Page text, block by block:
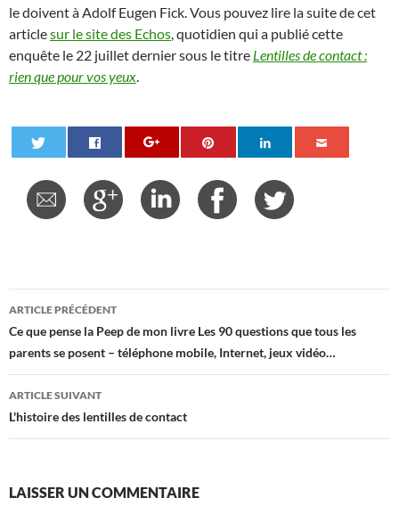
le doivent à Adolf Eugen Fick. Vous pouvez lire la suite de cet
articlesur le site des Echos, quotidien qui a publié cette
enquête le 22 juillet dernier sous le titre Lentilles de contact :
rien que pour vos yeux.
Navigation
des
articles
ARTICLE PRÉCÉDENT
Ce que pense la Peep de mon livre Les 90 questions que tous les
parents se posent – téléphone mobile, Internet, jeux vidéo…
ARTICLE SUIVANT
L'histoire des lentilles de contact
LAISSER UN COMMENTAIRE